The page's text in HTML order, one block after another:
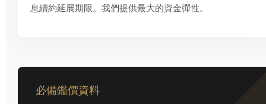
息續約延展期限。我們提供最大的資金彈性。
必備鑑價資料